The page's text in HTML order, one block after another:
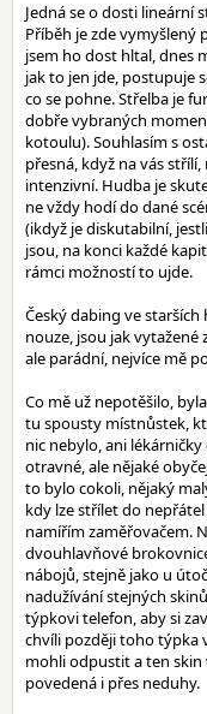
Jedná se o dosti lineární
Příběh je zde vymyšlený
jsem ho dost hltal, dnes
jak to jen jde, postupuje
co se pohne. Střelba je
dobře vybraných
kotoulu). Souhlasím s
přesná, když na vás
intenzivní. Hudba je
ne vždy hodí do dané
(ikdyž je diskutabilní,
jsou, na konci každé
rámci možností to ujde.
Český dabing ve
nouze, jsou jak
ale parádní, nejvíce mě
Co mě už nepotěšilo,
tu spousty místnůstek,
nic nebylo, ani
otravné, ale nějaké
to bylo cokoli, nějaký
kdy lze střílet do
namířím zaměřovačem.
dvouhlavňové
nábojů, stejně jako u
nadužívání stejných
týpkovi telefon, aby si
chvíli později toho týpka
mohli odpustit a ten
povedená i přes neduhy.